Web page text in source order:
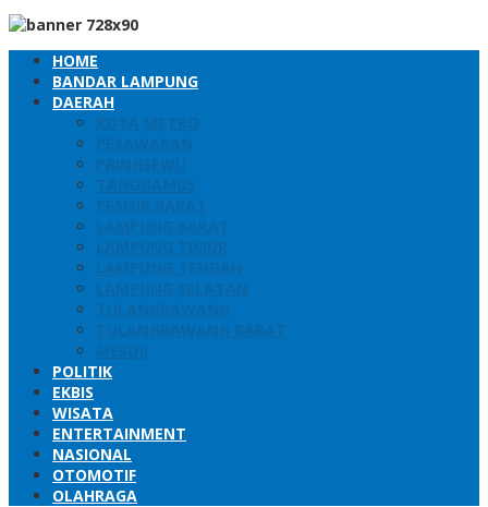
HOME
BANDAR LAMPUNG
DAERAH
KOTA METRO
PESAWARAN
PRINGSEWU
TANGGAMUS
PESISIR BARAT
LAMPUNG BARAT
LAMPUNG TIMUR
LAMPUNG TENGAH
LAMPUNG SELATAN
TULANGBAWANG
TULANGBAWANG BARAT
MESUJI
POLITIK
EKBIS
WISATA
ENTERTAINMENT
NASIONAL
OTOMOTIF
OLAHRAGA